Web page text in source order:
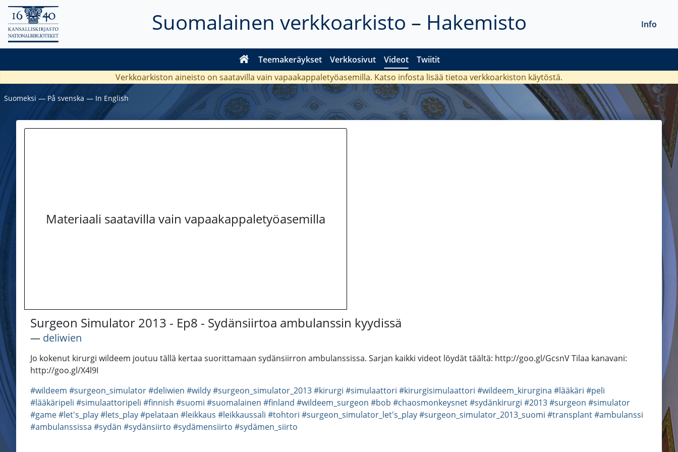
Suomalainen verkkoarkisto – Hakemisto
Teemakeräykset Verkkosivut Videot Twiitit
Info
Verkkoarkiston aineisto on saatavilla vain vapaakappaletyöasemilla. Katso infosta lisää tietoa verkkoarkiston käytöstä.
Suomeksi ― På svenska ― In English
Materiaali saatavilla vain vapaakappaletyöasemilla
Surgeon Simulator 2013 - Ep8 - Sydänsiirtoa ambulanssin kyydissä
― deliwien
Jo kokenut kirurgi wildeem joutuu tällä kertaa suorittamaan sydänsiirron ambulanssissa. Sarjan kaikki videot löydät täältä: http://goo.gl/GcsnV Tilaa kanavani:
http://goo.gl/X4l9I
#wildeem #surgeon_simulator#deliwien #wildy#surgeon_simulator_2013#kirurgi #simulaattori #kirurgisimulaattori #wildeem_kirurgina #lääkäri #peli
#lääkäripeli #simulaattoripeli #finnish #suomi #suomalainen #finland #wildeem_surgeon #bob #chaosmonkeysnet#sydänkirurgi #2013#surgeon #simulator
#game#let's_play#lets_play#pelataan #leikkaus #leikkaussali #tohtori #surgeon_simulator_let's_play#surgeon_simulator_2013_suomi #transplant#ambulanssi
#ambulanssissa #sydän #sydänsiirto #sydämensiirto #sydämen_siirto